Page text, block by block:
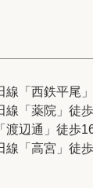
classについて
要
ーポリシー
線「西鉄平尾
線「薬院」徒
渡辺通」徒歩
線「高宮」徒